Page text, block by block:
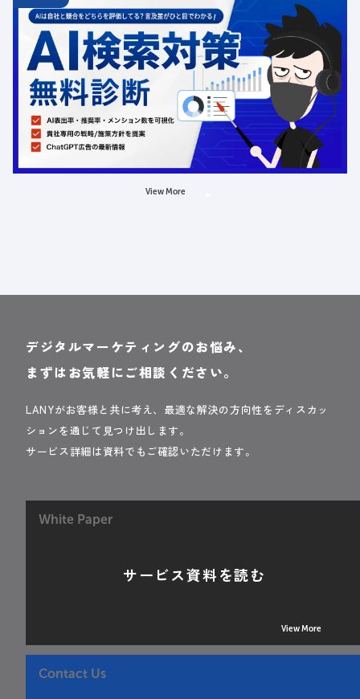
12.31 00:00
ChatGPT広告の最新動向・AI検索対策に関する無料相談
受付中
定員数：500名
金額：無料
場所：オンライン
LLMO 広告
View More
デジタルマーケティングのお悩み、
まずはお気軽にご相談ください。
LANYがお客様と共に考え、最適な解決の方向性をディスカッ
ションを通じて見つけ出します。
サービス詳細は資料でもご確認いただけます。
White Paper
サービス資料を読む
View More
Contact Us